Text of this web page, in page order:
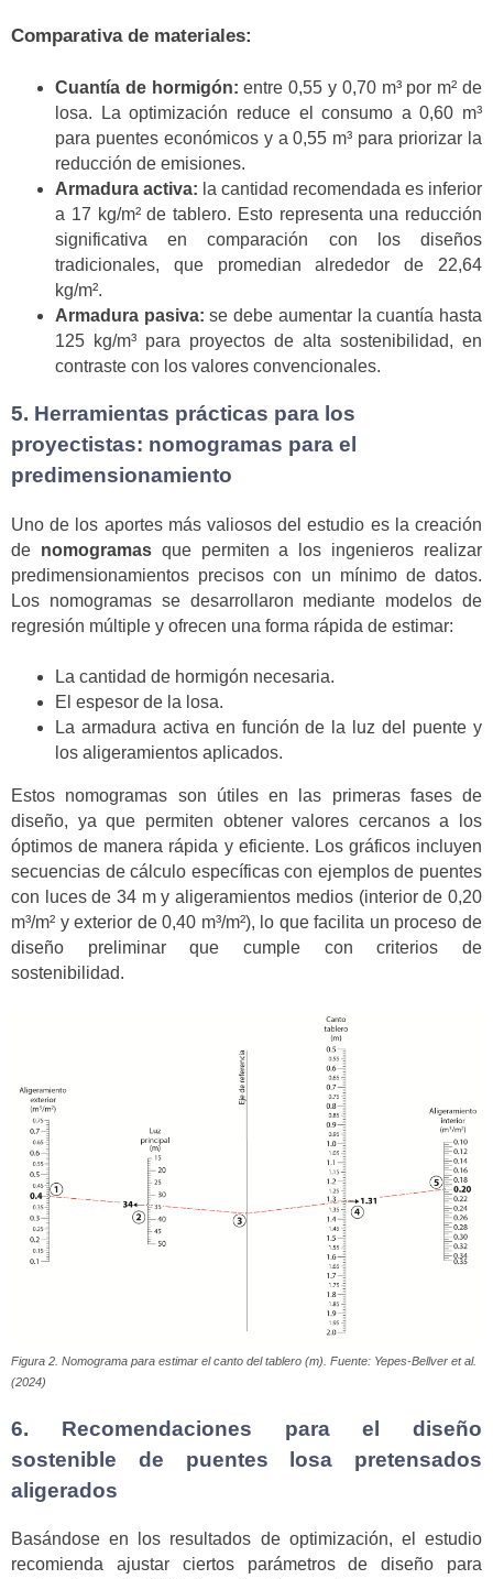
Comparativa de materiales:
Cuantía de hormigón: entre 0,55 y 0,70 m³ por m² de
losa. La optimización reduce el consumo a 0,60 m³
para puentes económicos y a 0,55 m³ para priorizar la
reducción de emisiones.
Armadura activa: la cantidad recomendada es inferior
a 17 kg/m² de tablero. Esto representa una reducción
significativa en comparación con los diseños
tradicionales, que promedian alrededor de 22,64
kg/m².
Armadura pasiva: se debe aumentar la cuantía hasta
125 kg/m³ para proyectos de alta sostenibilidad, en
contraste con los valores convencionales.
5. Herramientas prácticas para los
proyectistas: nomogramas para el
predimensionamiento
Uno de los aportes más valiosos del estudio es la creación
de nomogramasque permiten a los ingenieros realizar
predimensionamientos precisos con un mínimo de datos.
Los nomogramas se desarrollaron mediante modelos de
regresión múltiple y ofrecen una forma rápida de estimar:
La cantidad de hormigón necesaria.
El espesor de la losa.
La armadura activa en función de la luz del puente y
los aligeramientos aplicados.
Estos nomogramas son útiles en las primeras fases de
diseño, ya que permiten obtener valores cercanos a los
óptimos de manera rápida y eficiente. Los gráficos incluyen
secuencias de cálculo específicas con ejemplos de puentes
con luces de 34 m y aligeramientos medios (interior de 0,20
m³/m² y exterior de 0,40 m³/m²), lo que facilita un proceso de
diseño preliminar que cumple con criterios de
sostenibilidad.
Figura 2. Nomograma para estimar el canto del tablero (m). Fuente: Yepes-Bellver et al.
(2024)
6. Recomendaciones para el diseño
sostenible de puentes losa pretensados
aligerados
Basándose en los resultados de optimización, el estudio
recomienda ajustar ciertos parámetros de diseño para